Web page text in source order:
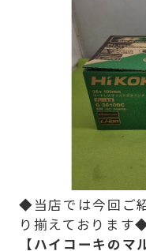
◆当店では今回ご
り揃えております
【ハイコーキのマ